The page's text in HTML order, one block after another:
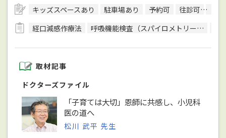
キッズスペースあり 駐車場あり 予約可 往診可
経口減感作療法
呼吸機能検査（スパイロメトリー）
取材記事
ドクターズファイル
「子育ては大切」恩師に共感し、小児科
医の道へ
松川 武平 先生